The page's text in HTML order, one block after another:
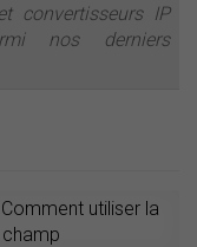
convertisseurs IP
nos derniers
utiliser la